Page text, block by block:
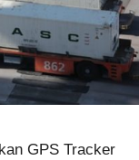
GPS Tracker